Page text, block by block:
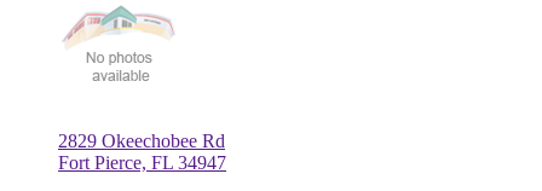
2829 Okeechobee Rd
Fort Pierce, FL 34947